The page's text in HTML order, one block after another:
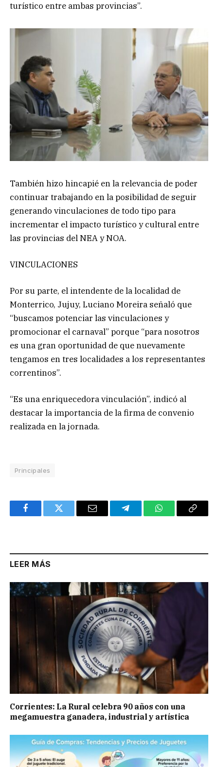
turístico entre ambas provincias”.
También hizo hincapié en la relevancia de poder
continuar trabajando en la posibilidad de seguir
generando vinculaciones de todo tipo para
incrementar el impacto turístico y cultural entre
las provincias del NEA y NOA.
VINCULACIONES
Por su parte, el intendente de la localidad de
Monterrico, Jujuy, Luciano Moreira señaló que
“buscamos potenciar las vinculaciones y
promocionar el carnaval” porque “para nosotros
es una gran oportunidad de que nuevamente
tengamos en tres localidades a los representantes
correntinos”.
“Es una enriquecedora vinculación”, indicó al
destacar la importancia de la firma de convenio
realizada en la jornada.
Principales
FacebookTwitter Email TelegramWhatsAppCopy
LEER MÁS
Corrientes: La Rural celebra 90 años con una
megamuestra ganadera, industrial y artística